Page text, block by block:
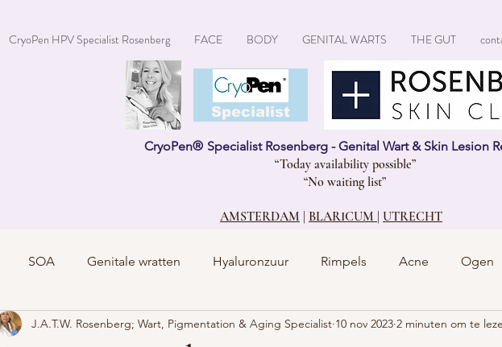
CryoPen HPV Specialist Rosenberg FACE BODY GENITAL WARTS THE GUT
CryoPen®
Specialist
CryoPen® Specialist Rosenberg - Genital Wart & Skin Lesion
“Today availability possible”
“No waiting list”
AMSTERDAM BLARICUM UTRECHT
SOA Genitale wratten Hyaluronzuur Rimpels Acne Ogen
J.A.T.W. Rosenberg; Wart, Pigmentation & Aging Specialist 10 nov 2023 2 minuten om te